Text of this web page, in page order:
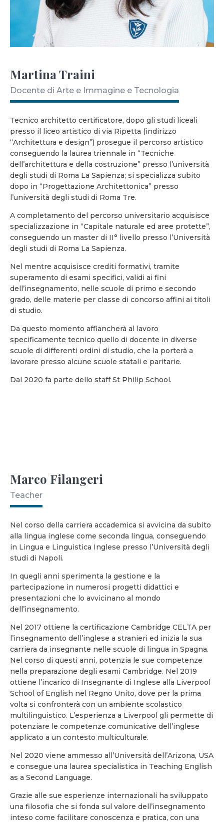
Martina Traini
Docente di Arte e Immagine e Tecnologia
Tecnico architetto certificatore, dopo gli studi liceali
presso il liceo artistico di via Ripetta (indirizzo
“Architettura e design”) prosegue il percorso artistico
conseguendo la laurea triennale in “Tecniche
dell’architettura e della costruzione” presso l’università
degli studi di Roma La Sapienza; si specializza subito
dopo in “Progettazione Architettonica” presso
l’università degli studi di Roma Tre.
A completamento del percorso universitario acquisisce
specializzazione in “Capitale naturale ed aree protette”,
conseguendo un master di II° livello presso l’Università
degli studi di Roma La Sapienza.
Nel mentre acquisisce crediti formativi, tramite
superamento di esami specifici, validi ai fini
dell’insegnamento, nelle scuole di primo e secondo
grado, delle materie per classe di concorso affini ai titoli
di studio.
Da questo momento affiancherà al lavoro
specificamente tecnico quello di docente in diverse
scuole di differenti ordini di studio, che la porterà a
lavorare presso alcune scuole statali e paritarie.
Dal 2020 fa parte dello staff St Philip School.
Marco Filangeri
Teacher
Nel corso della carriera accademica si avvicina da subito
alla lingua inglese come seconda lingua, conseguendo
in Lingua e Linguistica Inglese presso l’Università degli
studi di Napoli.
In quegli anni sperimenta la gestione e la
partecipazione in numerosi progetti didattici e
presentazioni che lo avvicinano al mondo
dell’insegnamento.
Nel 2017 ottiene la certificazione Cambridge CELTA per
l’insegnamento dell’inglese a stranieri ed inizia la sua
carriera da insegnante nelle scuole di lingua in Spagna.
Nel corso di questi anni, potenzia le sue competenze
nella preparazione degli esami Cambridge. Nel 2019
ottiene l’incarico di Insegnante di Inglese alla Liverpool
School of English nel Regno Unito, dove per la prima
volta si confronterà con un ambiente scolastico
multilinguistico. L’esperienza a Liverpool gli permette di
potenziare le competenze comunicative dell’inglese
applicato a un contesto multiculturale.
Nel 2020 viene ammesso all’Università dell’Arizona, USA
e consegue una laurea specialistica in Teaching English
as a Second Language.
Grazie alle sue esperienze internazionali ha sviluppato
una filosofia che si fonda sul valore dell’insegnamento
inteso come facilitare conoscenza e pratica, con una